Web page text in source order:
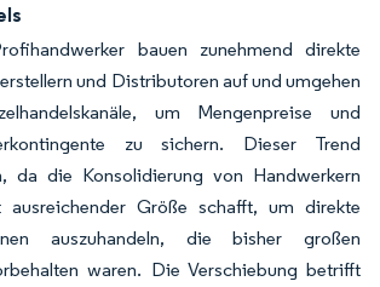
bauen zunehmend direkte
und Distributoren auf und umgehen
um Mengenpreise und
zu sichern. Dieser Trend
da die Konsolidierung von Handwerkern
ausreichender Größe schafft, um direkte
auszuhandeln, die bisher großen
waren. Die Verschiebung betrifft